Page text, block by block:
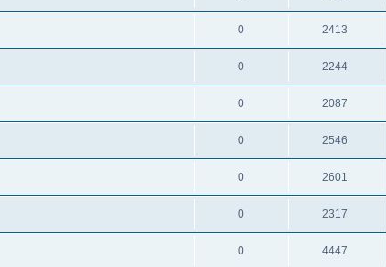
0 2413
0 2244
0 2087
0 2546
0 2601
0 2317
0 4447